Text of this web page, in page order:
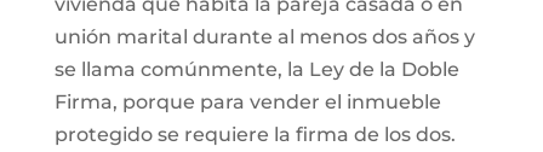
unión marital durante al menos dos años y
se llama comúnmente, la Ley de la Doble
Firma, porque para vender el inmueble
protegido se requiere la firma de los dos.